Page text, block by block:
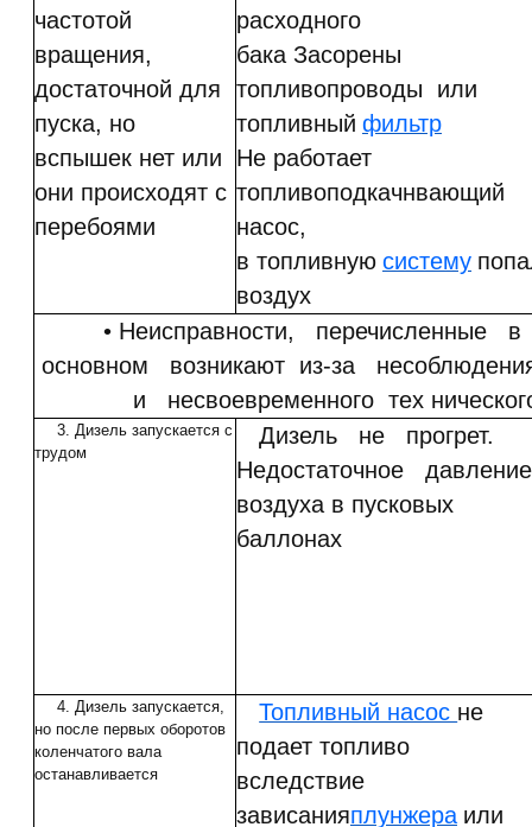
частотой
вращения,
достаточной для
пуска, но
вспышек нет или
они происходят с
перебоями
расходного
бака Засорены
топливопроводы или
топливный фильтр
Не работает
топливоподкачнвающий
насос,
в топливную систему
воздух
• Неисправности,
основном возникают из-за
и несвоевременного тех
3. Дизель запускается с
трудом
Дизель не прогрет.
Недостаточное давление
воздуха в пусковых
баллонах
4. Дизель запускается,
но после первых оборотов
коленчатого вала
останавливается
Топливный насос не
подает топливо
вследствие
зависанияплунжера или